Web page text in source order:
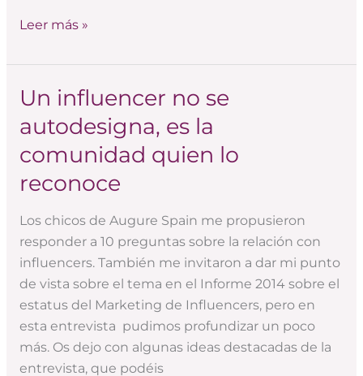
Leer más »
Un influencer no se
autodesigna, es la
comunidad quien lo
reconoce
Los chicos de Augure Spain me propusieron
responder a 10 preguntas sobre la relación con
influencers. También me invitaron a dar mi punto
de vista sobre el tema en el Informe 2014 sobre el
estatus del Marketing de Influencers, pero en
esta entrevista pudimos profundizar un poco
más. Os dejo con algunas ideas destacadas de la
entrevista, que podéis
Un
influencer
no
se
autodesigna,
la
comunidad
quien
lo
reconoce